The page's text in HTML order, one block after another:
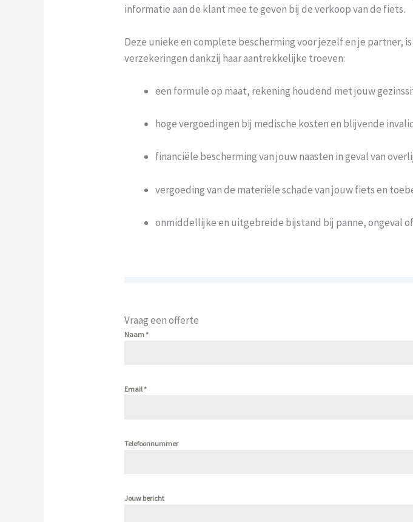
informatie aan de klant mee te geven bij de verkoop van de fiets.
Deze unieke en complete bescherming voor jezelf en je partner,
verzekeringen dankzij haar aantrekkelijke troeven:
een formule op maat, rekening houdend met jouw
hoge vergoedingen bij medische kosten en blijvende
financiële bescherming van jouw naasten in geval van
vergoeding van de materiële schade van jouw fiets en
onmiddellijke en uitgebreide bijstand bij panne, ongeval
Vraag een offerte
Naam *
Email *
Telefoonnummer
Jouw bericht